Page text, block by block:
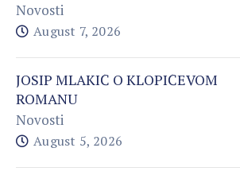
Novosti
August 7, 2026
JOSIP MLAKIĆ O KLOPIĆEVOM
ROMANU
Novosti
August 5, 2026